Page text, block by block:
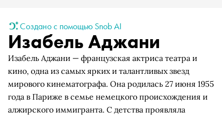
Создано с помощью Snob AI
Изабель Аджани
Изабель Аджани — французская актриса театра и
кино, одна из самых ярких и талантливых звезд
мирового кинематографа. Она родилась 27 июня 1955
года в Париже в семье немецкого происхождения и
алжирского иммигранта. С детства проявляла